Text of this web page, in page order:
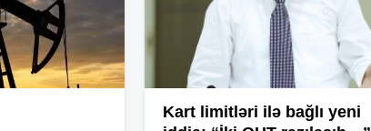
Kart limitləri ilə bağlı yeni